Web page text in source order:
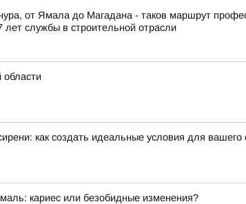
от Ямала до Магадана - таков маршрут
лет службы в строительной отрасли
области
как создать идеальные условия для вашего
кариес или безобидные изменения?